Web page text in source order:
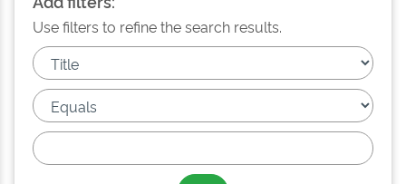
Use filters to refine the search results.